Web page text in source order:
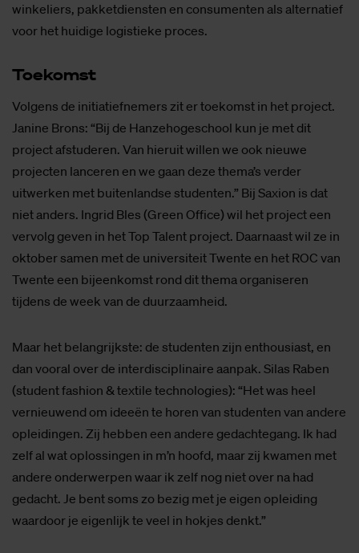
winkeliers, pakketdiensten en consumenten als alternatief
voor het huidige logistieke proces.
Toe­komst
Volgens de initiatiefnemers zit er toekomst in het project.
Janine Brons: “Bij de Hanzehogeschool kun je met dit
project afstuderen. Van hieruit willen we ook nieuwe
projecten lanceren en we gaan deze thema’s verder
uitwerken met buitenlandse studenten.” Bij Saxion is dat
niet anders. Ingrid Bles (Green Office) wil het project een
vervolg geven in het Top Talent project. Daarnaast wil ze in
oktober samen met de universiteit Twente en het ROC van
Twente een bijeenkomst rond dit thema organiseren
tijdens de week van de duurzaamheid.
Maar het belangrijkste: de studenten zijn enthousiast, en
dan vooral over de interdisciplinaire aanpak. Silas Raben
(student fashion & textile technologies): “Het was heel
vernieuwend om ideeën te horen van studenten van andere
opleidingen. Zij hebben een andere gedachtegang. Ik had
zelf al wat oplossingen in m’n hoofd, maar zij kwamen met
andere onderwerpen waar ik zelf nog niet over na had
gedacht. Je bent soms zo bezig met je eigen opleiding
waardoor je eigenlijk te veel in hokjes denkt.”